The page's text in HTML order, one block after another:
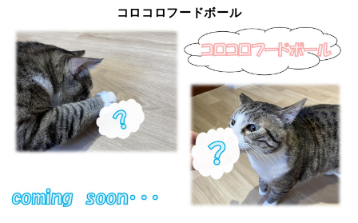
コロコロフードボール